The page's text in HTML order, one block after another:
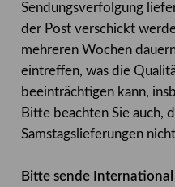
Sendungsverfolgung
der Post verschickt
mehreren Wochen
eintreffen, was die
beeinträchtigen kann,
Bitte beachten Sie auch,
Samstagslieferungen
Bitte sende